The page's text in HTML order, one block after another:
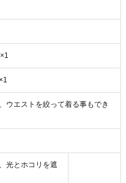
ウエストを絞って着る事もでき
光とホコリを遮